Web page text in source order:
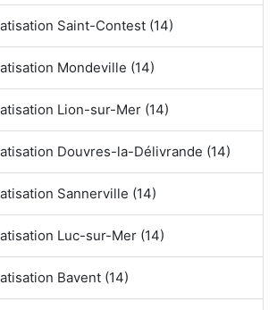
Saint-Contest (14)
Mondeville (14)
Lion-sur-Mer (14)
Douvres-la-Délivrande (14)
Sannerville (14)
Luc-sur-Mer (14)
Bavent (14)